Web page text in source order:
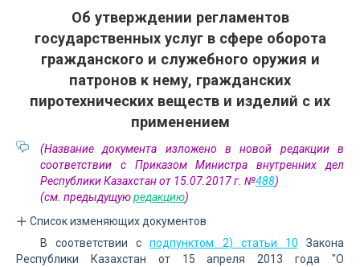
Об утверждении регламентов
государственных услуг в сфере оборота
гражданского и служебного оружия и
патронов к нему, гражданских
пиротехнических веществ и изделий с их
применением
(Название документа изложено в новой редакции в
соответствии с Приказом Министра внутренних дел
Республики Казахстан от 15.07.2017 г. №488)
(см. предыдущуюредакцию)
Список изменяющих документов
В соответствии сподпунктом 2) статьи 10 Закона
Республики Казахстан от 15 апреля 2013 года "О